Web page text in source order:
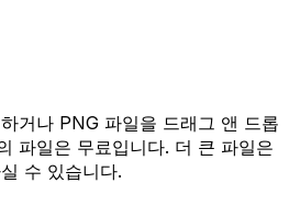
거나 PNG 파일을 드래그 앤 드롭
파일은 무료입니다. 더 큰 파일은
수 있습니다.